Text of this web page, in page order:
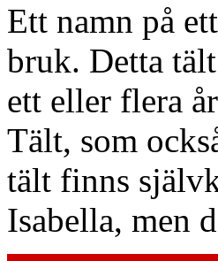
Ett namn på
bruk. Detta
ett eller flera
Tält, som
tält finns
Isabella, men